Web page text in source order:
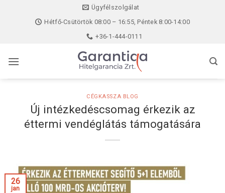
Ügyfélszolgálat
Hétfő-Csütörtök 08:00 – 16:55, Péntek 8:00-14:00
+36-1-444-0111
CÉGKASSZA BLOG
Új intézkedéscsomag érkezik az
éttermi vendéglátás támogatására
26
jan